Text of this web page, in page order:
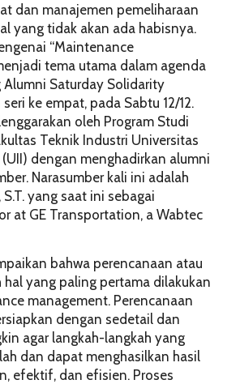
dan manajemen pemeliharaan
yang tidak akan ada habisnya.
“Maintenance
tema utama dalam agenda
Alumni Saturday Solidarity
ke empat, pada Sabtu 12/12.
oleh Program Studi
Teknik Industri Universitas
dengan menghadirkan alumni
Narasumber kali ini adalah
S.T. yang saat ini sebagai
at GE Transportation, a Wabtec
bahwa perencanaan atau
yang paling pertama dilakukan
management. Perencanaan
dengan sedetail dan
agar langkah-langkah yang
dan dapat menghasilkan hasil
efektif, dan efisien. Proses